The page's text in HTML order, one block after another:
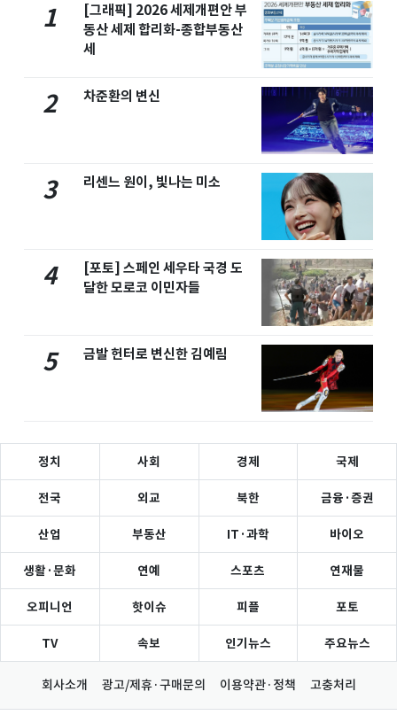
1
[그래픽] 2026 세제개편안 부
동산 세제 합리화-종합부동산
세
2 차준환의 변신
3 리센느 원이, 빛나는 미소
4
[포토] 스페인 세우타 국경 도
달한 모로코 이민자들
5 금발 헌터로 변신한 김예림
정치 사회 경제 국제
전국 외교 북한 금융·증권
산업 부동산 IT·과학 바이오
생활·문화 연예 스포츠 연재물
오피니언 핫이슈 피플 포토
TV 속보 인기뉴스 주요뉴스
회사소개 광고/제휴·구매문의 이용약관·정책 고충처리